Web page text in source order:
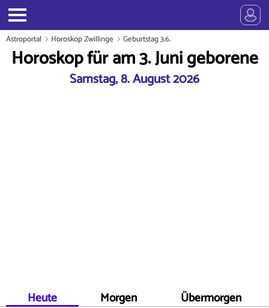
Astroportal Horoskop Zwillinge Geburtstag 3.6.
Horoskop für am 3. Juni geborene
Samstag, 8. August 2026
Heute Morgen Übermorgen